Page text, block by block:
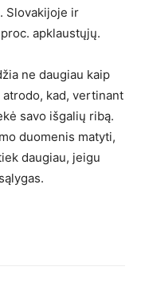
Slovakijoje ir
apklaustųjų.
ne daugiau kaip
kad, vertinant
savo išgalių ribą.
duomenis matyti,
daugiau, jeigu